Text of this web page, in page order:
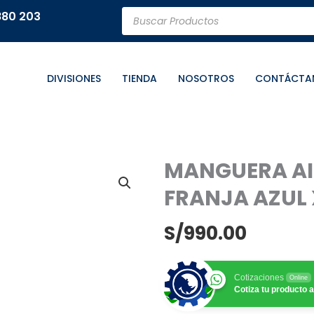
203 Búsqueda
de
productos
DIVISIONES TIENDA NOSOTROS
MANGUERA
FRANJA AZUL
S/990.00
Cotizaciones Online
Cotiza tu producto